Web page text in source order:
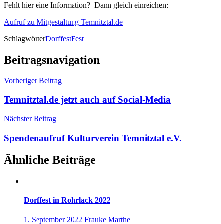
Fehlt hier eine Information? Dann gleich einreichen:
Aufruf zu Mitgestaltung Temnitztal.de
SchlagwörterDorffestFest
Beitragsnavigation
Vorheriger Beitrag
Temnitztal.de jetzt auch auf Social-Media
Nächster Beitrag
Spendenaufruf Kulturverein Temnitztal e.V.
Ähnliche Beiträge
Dorffest in Rohrlack 2022
1. September 2022 Frauke Marthe